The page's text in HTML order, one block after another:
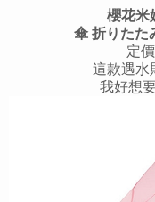
櫻花米
傘 折りたた
定
這款遇水
我好想